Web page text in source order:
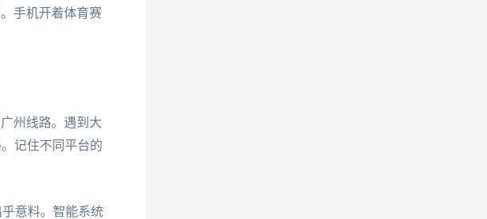
手机开着体育赛
州线路。遇到大
记住不同平台的
意料。智能系统